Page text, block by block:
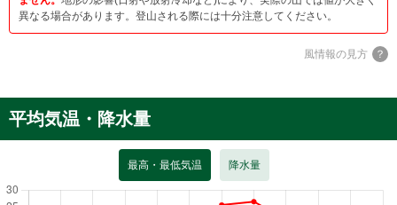
異なる場合があります。登山される際には十分注意してください。
風情報の見方
平均気温・降水量
最高・最低気温 降水量